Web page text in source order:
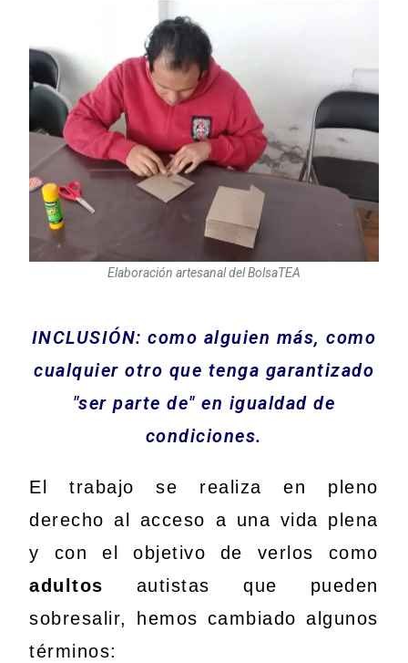
Elaboración artesanal del BolsaTEA
INCLUSIÓN: como alguien más, como
cualquier otro que tenga garantizado
"ser parte de" en igualdad de
condiciones.
El trabajo se realiza en pleno
derecho al acceso a una vida plena
y con el objetivo de verlos como
adultos autistas que pueden
sobresalir, hemos cambiado algunos
términos: